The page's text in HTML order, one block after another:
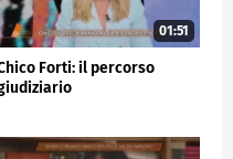
01:51
Forti: il percorso